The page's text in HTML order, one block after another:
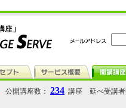
公開講座数： 234 講座 延べ受講